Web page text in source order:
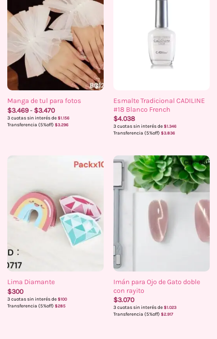
Manga de tul para fotos
$3.469- $3.470Rango
de
precios:
3 cuotas sin interés de $1.156
Transferencia (5%off) $3.296
Esmalte Tradicional CADILINE
#18 Blanco French
$4.038
3 cuotas sin interés de $1.346
Transferencia (5%off) $3.836
Lima Diamante
$300
3 cuotas sin interés de $100
Transferencia (5%off) $285
Imán para Ojo de Gato doble
con rayito
$3.070
3 cuotas sin interés de $1.023
Transferencia (5%off) $2.917